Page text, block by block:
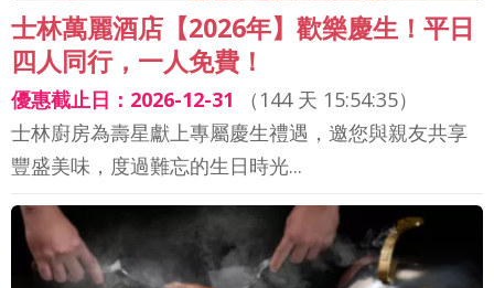
士林萬麗酒店【2026年】歡樂慶生！平日
四人同行，一人免費！
優惠截止日：2026-12-31 （ 144 天 15:54:33）
士林廚房為壽星獻上專屬慶生禮遇，邀您與親友共享
豐盛美味，度過難忘的生日時光...